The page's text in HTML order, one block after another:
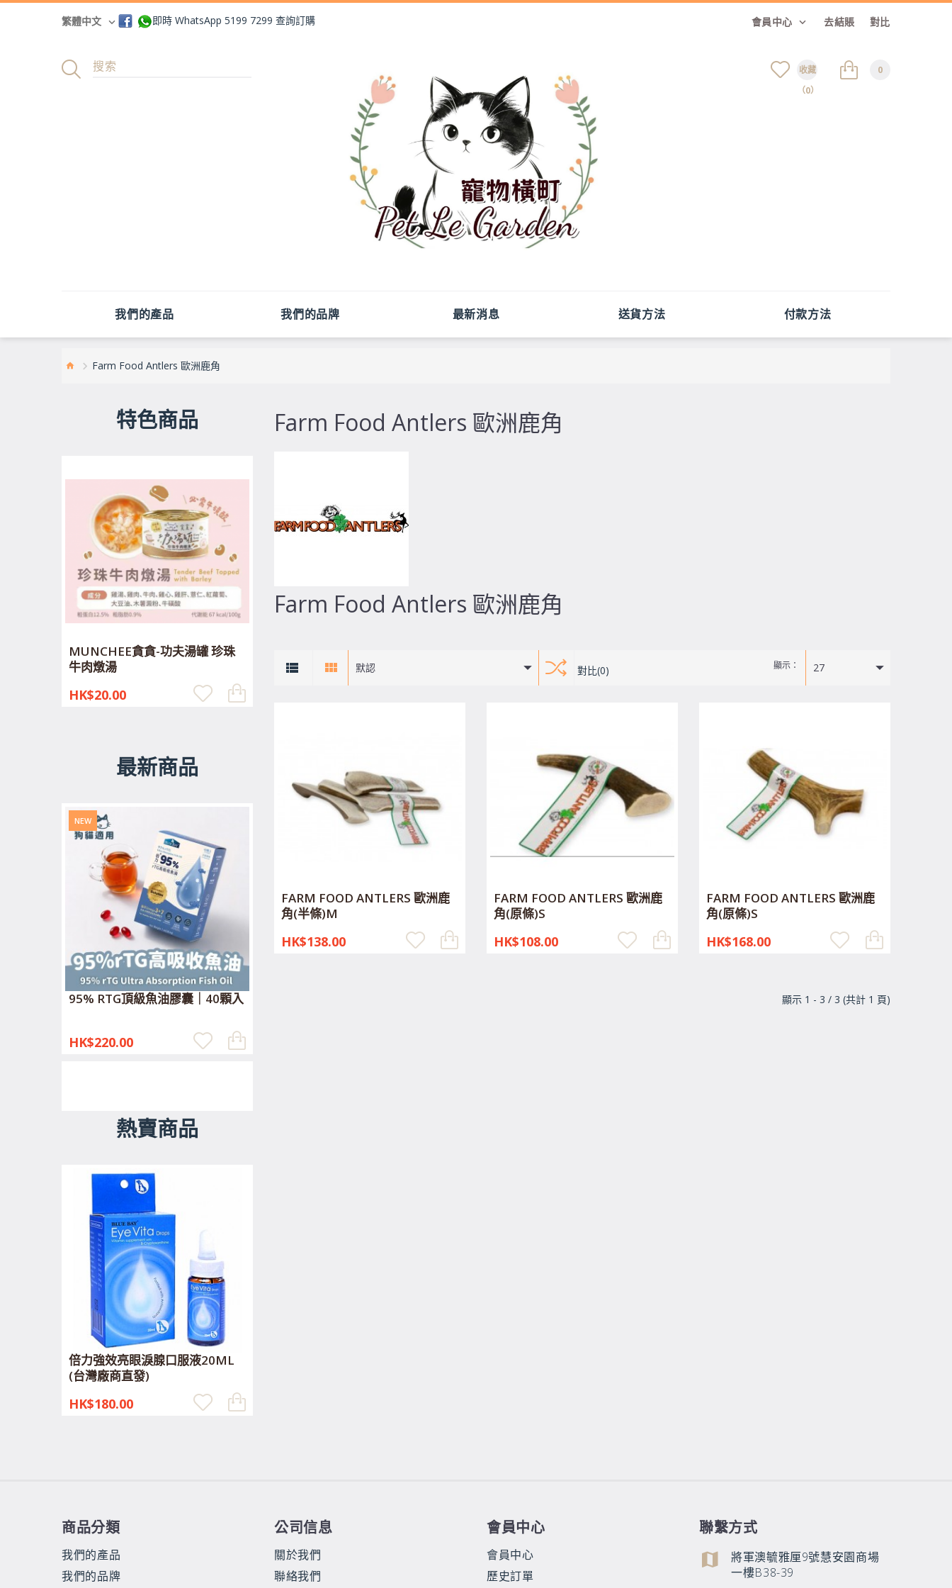
即時 WhatsApp 5199 7299 查詢訂購
繁體中文 會員中心 去結賬 對比
0
收藏
（0）
我們的產品 我們的品牌 最新消息 送貨方法 付款方法
Farm Food Antlers 歐洲鹿角
特色商品
MUNCHEE貪貪-功夫湯罐 珍珠
牛肉燉湯
HK$20.00
最新商品
NEW
95% RTG頂級魚油膠囊｜40顆入
HK$220.00
熱賣商品
倍力強效亮眼淚腺口服液20ML
(台灣廠商直發)
HK$180.00
Farm Food Antlers 歐洲鹿角
Farm Food Antlers 歐洲鹿角
默認 顯示： 27
對比(0)
FARM FOOD ANTLERS 歐洲鹿
角(半條)M
HK$138.00
FARM FOOD ANTLERS 歐洲鹿
角(原條)S
HK$108.00
FARM FOOD ANTLERS 歐洲鹿
角(原條)S
HK$168.00
顯示 1 - 3 / 3 (共計 1 頁)
商品分類
我們的產品
我們的品牌
公司信息
關於我們
聯絡我們
會員中心
會員中心
歷史訂單
聯繫方式
將軍澳毓雅厘9號慧安園商場
一樓B38-39